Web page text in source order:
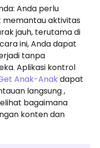
Anda perlu
memantau aktivitas
jauh, terutama di
ini, Anda dapat
tanpa
Aplikasi kontrol
Anak-Anakdapat
langsung ,
bagaimana
konten dan